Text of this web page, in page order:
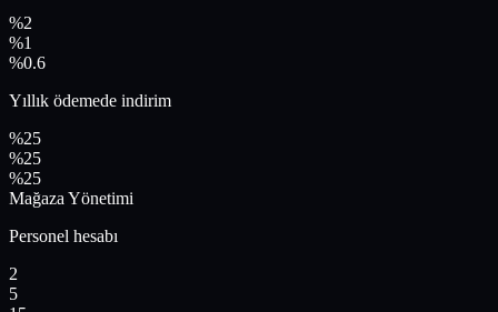
%2
%1
%0.6
Yıllık ödemede indirim
%25
%25
%25
Mağaza Yönetimi
Personel hesabı
2
5